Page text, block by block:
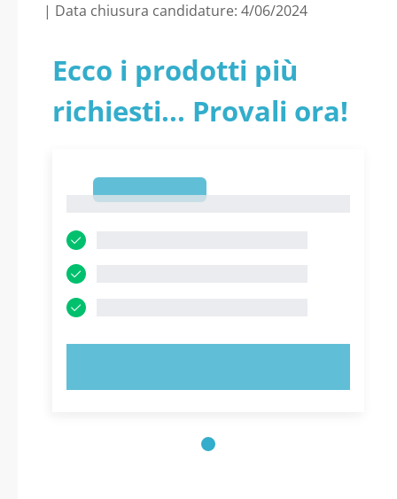
| Data chiusura candidature: 4/06/2024
Ecco i prodotti più
richiesti... Provali ora!